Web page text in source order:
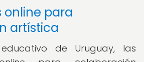
online para
artística
de Uruguay, las